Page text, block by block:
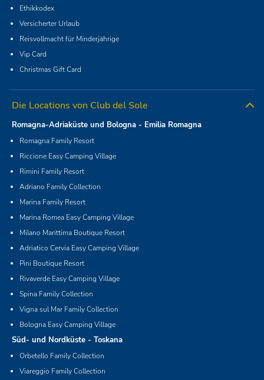
Ethikkodex
Versicherter Urlaub
Reisvollmacht für Minderjährige
Vip Card
Christmas Gift Card
Die Locations von Club del Sole
Romagna-Adriaküste und Bologna - Emilia Romagna
Romagna Family Resort
Riccione Easy Camping Village
Rimini Family Resort
Adriano Family Collection
Marina Family Resort
Marina Romea Easy Camping Village
Milano Marittima Boutique Resort
Adriatico Cervia Easy Camping Village
Pini Boutique Resort
Rivaverde Easy Camping Village
Spina Family Collection
Vigna sul Mar Family Collection
Bologna Easy Camping Village
Süd- und Nordküste - Toskana
Orbetello Family Collection
Viareggio Family Collection